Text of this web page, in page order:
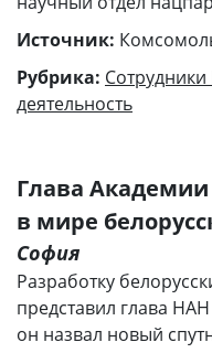
Источник:
Рубрика:
деятельность
Глава
в мире
София
Разработку
представил глава
он назвал новый